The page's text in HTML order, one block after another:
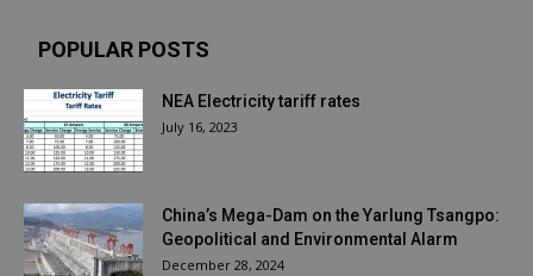
POPULAR POSTS
NEA Electricity tariff rates
July 16, 2023
China’s Mega-Dam on the Yarlung Tsangpo:
Geopolitical and Environmental Alarm
December 28, 2024